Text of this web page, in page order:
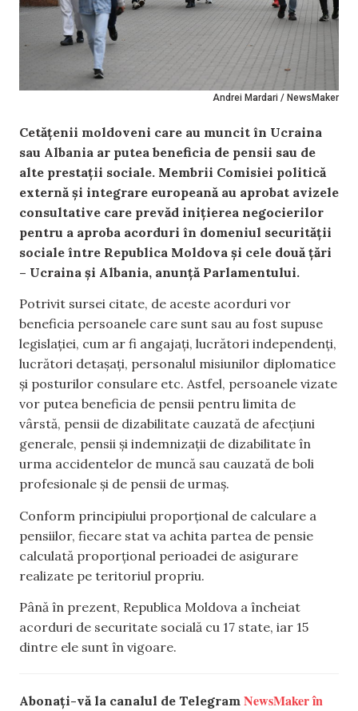
Andrei Mardari / NewsMaker
Cetățenii moldoveni care au muncit în Ucraina
sau Albania ar putea beneficia de pensii sau de
alte prestații sociale. Membrii Comisiei politică
externă și integrare europeană au aprobat avizele
consultative care prevăd inițierea negocierilor
pentru a aproba acorduri în domeniul securității
sociale între Republica Moldova și cele două țări
– Ucraina și Albania, anunță Parlamentului.
Potrivit sursei citate, de aceste acorduri vor
beneficia persoanele care sunt sau au fost supuse
legislației, cum ar fi angajați, lucrători independenți,
lucrători detașați, personalul misiunilor diplomatice
și posturilor consulare etc. Astfel, persoanele vizate
vor putea beneficia de pensii pentru limita de
vârstă, pensii de dizabilitate cauzată de afecțiuni
generale, pensii și indemnizații de dizabilitate în
urma accidentelor de muncă sau cauzată de boli
profesionale și de pensii de urmaș.
Conform principiului proporțional de calculare a
pensiilor, fiecare stat va achita partea de pensie
calculată proporțional perioadei de asigurare
realizate pe teritoriul propriu.
Până în prezent, Republica Moldova a încheiat
acorduri de securitate socială cu 17 state, iar 15
dintre ele sunt în vigoare.
Abonați-vă la canalul de Telegram NewsMaker în